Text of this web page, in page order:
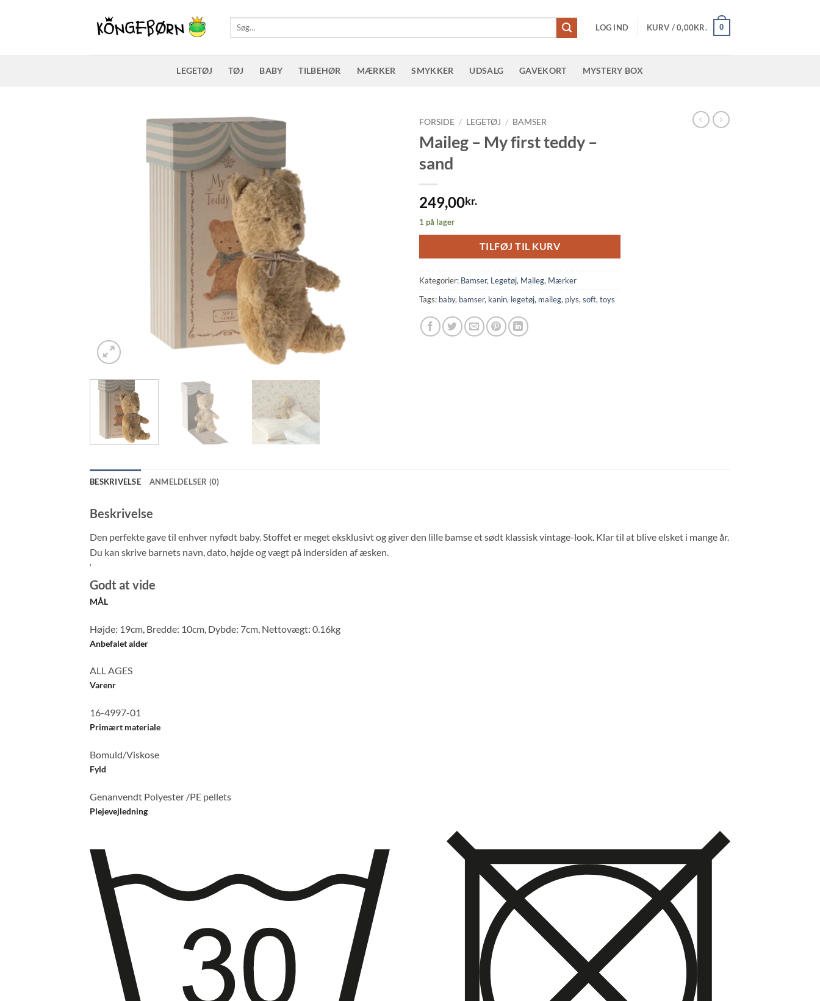
Søg
efter:
LOG IND KURV /0,00KR. 0
LEGETØJ TØJ BABY TILBEHØR MÆRKER SMYKKER UDSALG GAVEKORT MYSTERY BOX
FORSIDE / LEGETØJ / BAMSER
Maileg – My first teddy –
sand
249,00kr.
1 på lager
TILFØJ TIL KURV
Kategorier: Bamser, Legetøj, Maileg, Mærker
Tags: baby, bamser, kanin, legetøj, maileg, plys,soft,toys
BESKRIVELSE ANMELDELSER (0)
Beskrivelse
Den perfekte gave til enhver nyfødt baby. Stoffet er meget eksklusivt og giver den lille bamse et sødt klassisk vintage-look. Klar til at blive elsket i mange år.
Du kan skrive barnets navn, dato, højde og vægt på indersiden af æsken.
‘
Godt at vide
MÅL
Højde: 19cm, Bredde: 10cm, Dybde: 7cm, Nettovægt: 0.16kg
Anbefalet alder
ALL AGES
Varenr
16-4997-01
Primært materiale
Bomuld/Viskose
Fyld
Genanvendt Polyester /PE pellets
Plejevejledning